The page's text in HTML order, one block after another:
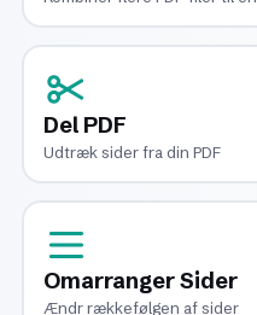
Del PDF
Udtræk sider fra din PDF
Omarranger Sider
Ændr rækkefølgen af sider